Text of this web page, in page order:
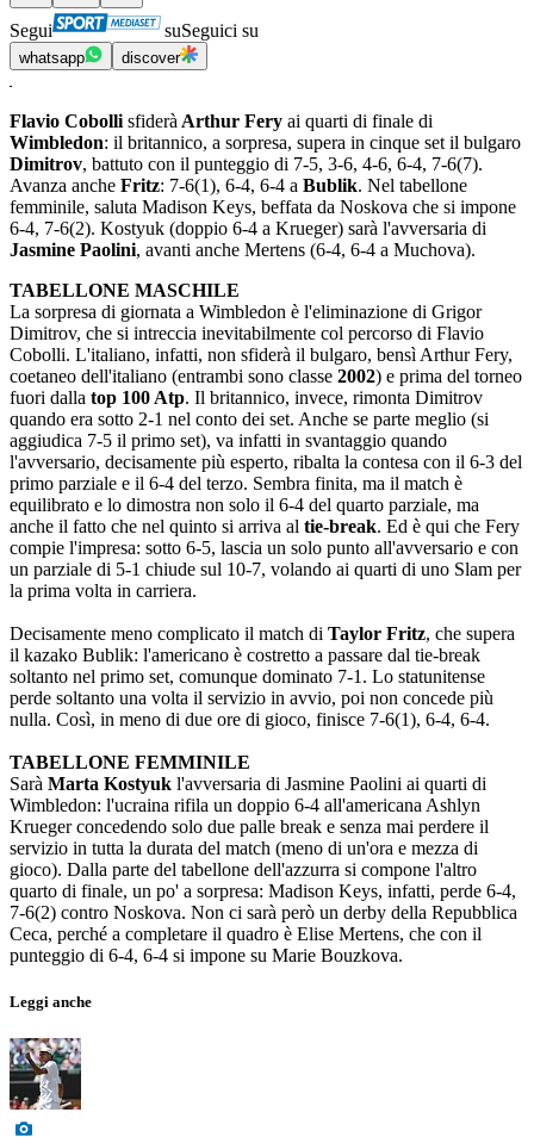
Segui suSeguici su
whatsapp discover
Flavio Cobolli sfiderà Arthur Fery ai quarti di finale di
Wimbledon: il britannico, a sorpresa, supera in cinque set il bulgaro
Dimitrov, battuto con il punteggio di 7-5, 3-6, 4-6, 6-4, 7-6(7).
Avanza anche Fritz: 7-6(1), 6-4, 6-4 a Bublik. Nel tabellone
femminile, saluta Madison Keys, beffata da Noskova che si impone
6-4, 7-6(2). Kostyuk (doppio 6-4 a Krueger) sarà l'avversaria di
Jasmine Paolini, avanti anche Mertens (6-4, 6-4 a Muchova).
TABELLONE MASCHILE
La sorpresa di giornata a Wimbledon è l'eliminazione di Grigor
Dimitrov, che si intreccia inevitabilmente col percorso di Flavio
Cobolli. L'italiano, infatti, non sfiderà il bulgaro, bensì Arthur Fery,
coetaneo dell'italiano (entrambi sono classe 2002) e prima del torneo
fuori dalla top 100 Atp. Il britannico, invece, rimonta Dimitrov
quando era sotto 2-1 nel conto dei set. Anche se parte meglio (si
aggiudica 7-5 il primo set), va infatti in svantaggio quando
l'avversario, decisamente più esperto, ribalta la contesa con il 6-3 del
primo parziale e il 6-4 del terzo. Sembra finita, ma il match è
equilibrato e lo dimostra non solo il 6-4 del quarto parziale, ma
anche il fatto che nel quinto si arriva al tie-break. Ed è qui che Fery
compie l'impresa: sotto 6-5, lascia un solo punto all'avversario e con
un parziale di 5-1 chiude sul 10-7, volando ai quarti di uno Slam per
la prima volta in carriera.
Decisamente meno complicato il match di Taylor Fritz, che supera
il kazako Bublik: l'americano è costretto a passare dal tie-break
soltanto nel primo set, comunque dominato 7-1. Lo statunitense
perde soltanto una volta il servizio in avvio, poi non concede più
nulla. Così, in meno di due ore di gioco, finisce 7-6(1), 6-4, 6-4.
TABELLONE FEMMINILE
Sarà Marta Kostyuk l'avversaria di Jasmine Paolini ai quarti di
Wimbledon: l'ucraina rifila un doppio 6-4 all'americana Ashlyn
Krueger concedendo solo due palle break e senza mai perdere il
servizio in tutta la durata del match (meno di un'ora e mezza di
gioco). Dalla parte del tabellone dell'azzurra si compone l'altro
quarto di finale, un po' a sorpresa: Madison Keys, infatti, perde 6-4,
7-6(2) contro Noskova. Non ci sarà però un derby della Repubblica
Ceca, perché a completare il quadro è Elise Mertens, che con il
punteggio di 6-4, 6-4 si impone su Marie Bouzkova.
Leggi anche